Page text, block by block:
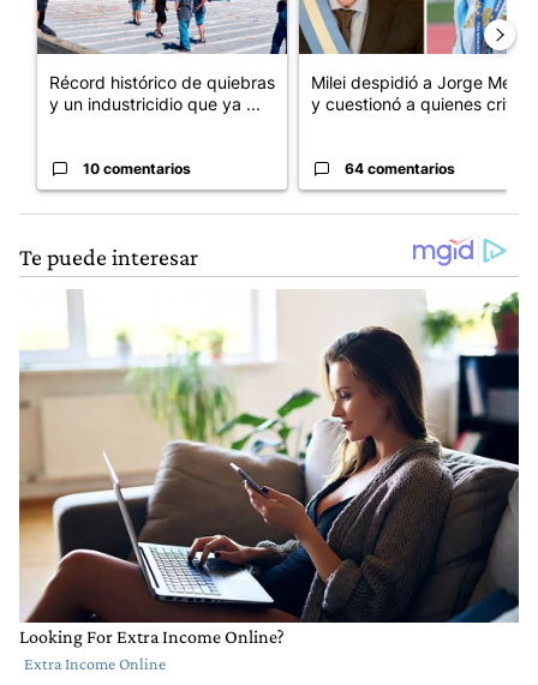
Récord histórico de quiebras
y un industricidio que ya ...
10 comentarios
Milei despidió a Jorge Messi
y cuestionó a quienes crit...
64 comentarios